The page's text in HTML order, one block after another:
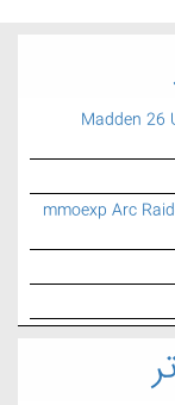
Madden 26
mmoexp Arc